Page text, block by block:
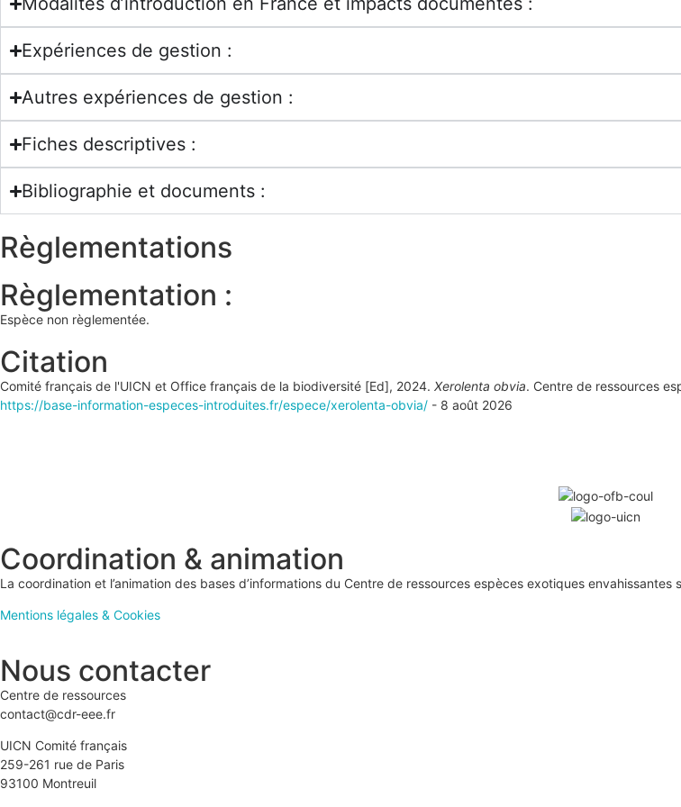
Expériences de gestion :
Autres expériences de gestion :
Fiches descriptives :
Bibliographie et documents :
Règlementations
Règlementation :
Espèce non règlementée.
Citation
Comité français de l'UICN et Office français de la biodiversité [Ed], 2024. Xerolenta obvia. Centre de ressources
https://base-information-especes-introduites.fr/espece/xerolenta-obvia/ - 8 août 2026
Coordination & animation
La coordination et l’animation des bases d’informations du Centre de ressources espèces exotiques envahissantes
Mentions légales & Cookies
Nous contacter
Centre de ressources
contact@cdr-eee.fr
UICN Comité français
259-261 rue de Paris
93100 Montreuil